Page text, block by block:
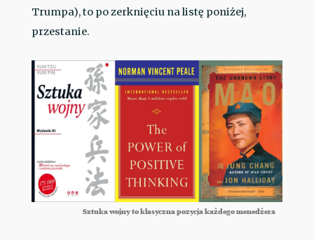
Trumpa), to po zerknięciu na listę poniżej,
przestanie.
Sztuka wojny to klasyczna pozycja każdego menedżera